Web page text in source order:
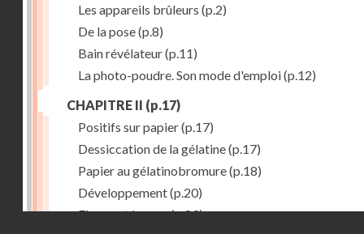
Les appareils brûleurs (p.2)
De la pose(p.8)
Bain révélateur(p.11)
La photo-poudre. Son mode d'emploi(p.12)
CHAPITRE II (p.17)
Positifs sur papier(p.17)
Dessiccation de la gélatine(p.17)
Papier au gélatinobromure(p.18)
Développement(p.20)
Fixage et lavage(p.23)